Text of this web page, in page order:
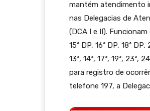
mantém atendimento
nas Delegacias de
(DCA I e II).
15ª DP, 16ª DP, 18ª DP,
13ª, 14ª, 17ª, 19ª,
para registro de
telefone 197, a